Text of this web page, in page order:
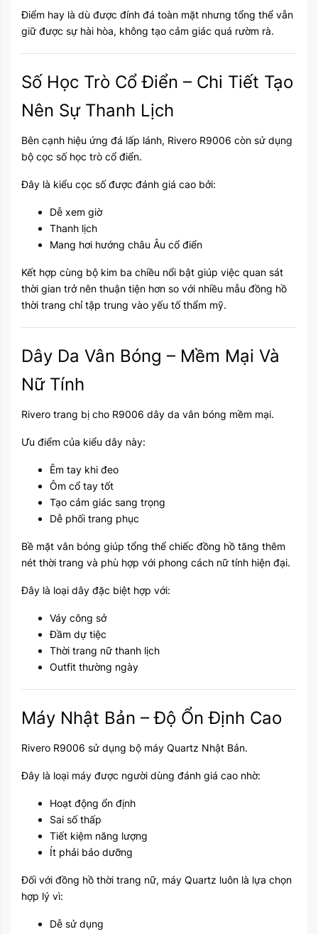
Điểm hay là dù được đính đá toàn mặt nhưng tổng thể vẫn
giữ được sự hài hòa, không tạo cảm giác quá rườm rà.
Số Học Trò Cổ Điển – Chi Tiết Tạo
Nên Sự Thanh Lịch
Bên cạnh hiệu ứng đá lấp lánh, Rivero R9006 còn sử dụng
bộ cọc số học trò cổ điển.
Đây là kiểu cọc số được đánh giá cao bởi:
Dễ xem giờ
Thanh lịch
Mang hơi hướng châu Âu cổ điển
Kết hợp cùng bộ kim ba chiều nổi bật giúp việc quan sát
thời gian trở nên thuận tiện hơn so với nhiều mẫu đồng hồ
thời trang chỉ tập trung vào yếu tố thẩm mỹ.
Dây Da Vân Bóng – Mềm Mại Và
Nữ Tính
Rivero trang bị cho R9006 dây da vân bóng mềm mại.
Ưu điểm của kiểu dây này:
Êm tay khi đeo
Ôm cổ tay tốt
Tạo cảm giác sang trọng
Dễ phối trang phục
Bề mặt vân bóng giúp tổng thể chiếc đồng hồ tăng thêm
nét thời trang và phù hợp với phong cách nữ tính hiện đại.
Đây là loại dây đặc biệt hợp với:
Váy công sở
Đầm dự tiệc
Thời trang nữ thanh lịch
Outfit thường ngày
Máy Nhật Bản – Độ Ổn Định Cao
Rivero R9006 sử dụng bộ máy Quartz Nhật Bản.
Đây là loại máy được người dùng đánh giá cao nhờ:
Hoạt động ổn định
Sai số thấp
Tiết kiệm năng lượng
Ít phải bảo dưỡng
Đối với đồng hồ thời trang nữ, máy Quartz luôn là lựa chọn
hợp lý vì:
Dễ sử dụng